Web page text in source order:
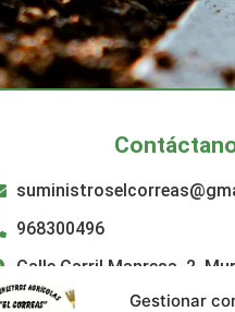
Gestionar
968300496
Calle Carril Manresa, 2,